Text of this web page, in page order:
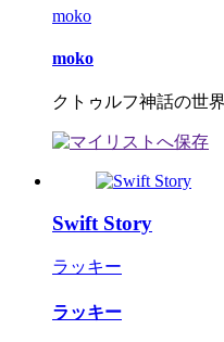
moko
moko
クトゥルフ神話の世
Swift Story
ラッキー
ラッキー